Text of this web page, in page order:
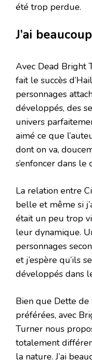
été trop perdue.
J’ai
Avec Dead Bright
fait le succès
personnages
développés, des
univers
aimé ce que
dont on va,
s’enfoncer dans le
La relation entre
belle et même si
était un peu trop
leur dynamique.
personnages
et j’espère qu’ils
développés dans
Bien que Dette de
préférées, avec
Turner nous
totalement
la nature. J’ai